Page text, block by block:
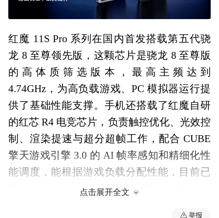
红魔 11S Pro 系列在国内首发搭载第五代骁
龙 8 至尊领先版，这颗芯片是骁龙 8 至尊版
的高体质筛选版本，最高主频达到
4.74GHz，为高负载游戏、PC 模拟器运行提
供了基础性能支撑。手机还搭载了红魔自研
的红芯 R4 电竞芯片，负责触控优化、光效控
制、渲染提速与超分超帧工作，配合 CUBE
擎天游戏引擎 3.0 的 AI 帧率感知和精细化性
能调度，能根据游戏负载分配性能，目前已
经针对 200 余款热门游戏完成了体验优化。
点击展开全文
举报